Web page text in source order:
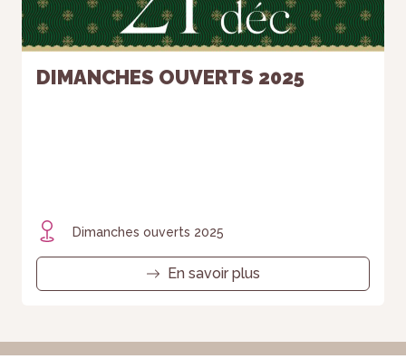
DIMANCHES OUVERTS 2025
Dimanches ouverts 2025
En savoir plus